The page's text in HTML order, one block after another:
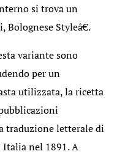
si trova un
Bolognese Styleâ€.
variante sono
per un
utilizzata, la ricetta
traduzione letterale di
nel 1891. A